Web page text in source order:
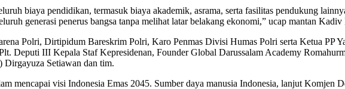
biaya pendidikan, termasuk biaya akademik, asrama, serta fasilitas pendukung
generasi penerus bangsa tanpa melihat latar belakang ekonomi,” ucap mantan
Polri, Dirtipidum Bareskrim Polri, Karo Penmas Divisi Humas Polri serta Ketua PP
Deputi III Kepala Staf Kepresidenan, Founder Global Darussalam Academy
Dirgayuza Setiawan dan tim.
mencapai visi Indonesia Emas 2045. Sumber daya manusia Indonesia, lanjut Komjen